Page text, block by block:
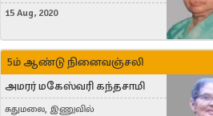
கொட்டாஞ்சேனை
15 Aug, 2020
5ம் ஆண்டு நினைவஞ்சலி
அமரர் மகேஸ்வரி கந்தசாமி
சுதுமலை, இணுவில்